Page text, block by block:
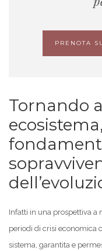
PRENOTA
Tornando
Infatti in una prospettiva
periodi di crisi economica
sistema, garantita e